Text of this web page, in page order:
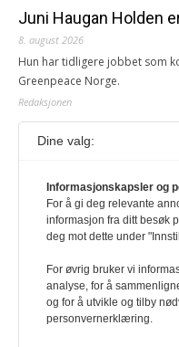
Juni Haugan Holden
8. august 2026
Hun har tidligere jobbet som
Greenpeace Norge.
Redaksjonen
Journalist fra
Kommunistpartiet i Vietnam
aviser, TV- og radiokanaler.
Logg inn her Ny abonnent?
og bedrifter.
Redaksjonen
Dine valg:
Informasjonskapsler og
For å gi deg relevante
informasjon fra ditt besøk
deg mot dette under
For øvrig bruker vi
analyse, for å
og for å utvikle og tilby
personvernerklæring.